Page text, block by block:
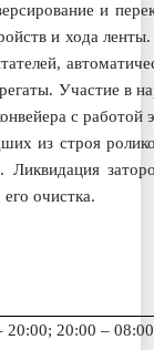
и
и хода
Участие в
с работой
из строя
Ликвидация
очистка.
20:00; 20:00 –